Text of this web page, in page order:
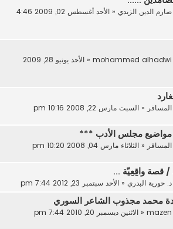
صارم الدين الزيدي«
الأحد أغسطس 02, 2009 4:46
mohammed alhadwi
«
الأحد يونيو 28, 2009
المسافر« السبت مارس 22, 2008 10:16 pm
مجلس الأدب ***
المسافر« الثلاثاء مارس 04, 2008 10:20 pm
قصة واقِعِيّة ...
د. حورية البدري« الأحد سبتمبر 23, 2012 7:44 pm
محمد مجذوب الشاعر السوري
mazen
« الاثنين ديسمبر 20, 2010 7:44 pm